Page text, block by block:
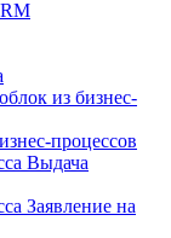
из бизнес-
процессов
Выдача
Заявление на